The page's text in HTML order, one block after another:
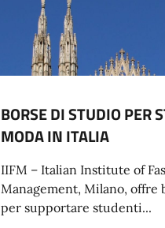
BORSE DI STUDIO PER
MODA IN ITALIA
IIFM – Italian Institute of
Management, Milano, offre
per supportare studenti...